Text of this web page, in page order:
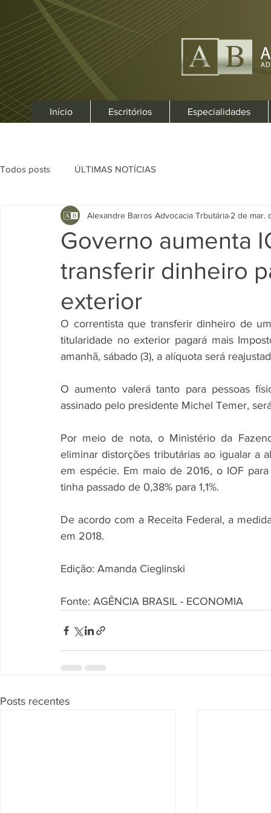
Início Escritórios Especialidades
Todos posts ÚLTIMAS NOTÍCIAS
Governo aumenta
transferir dinheiro
exterior
Alexandre Barros Advocacia Trbutária 2 de mar.
O correntista que transferir dinheiro de
titularidade no exterior pagará mais
amanhã, sábado (3), a alíquota será
O aumento valerá tanto para pessoas
assinado pelo presidente Michel Temer,
Por meio de nota, o Ministério da
eliminar distorções tributárias ao igualar a
em espécie. Em maio de 2016, o IOF
tinha passado de 0,38% para 1,1%.
De acordo com a Receita Federal, a
em 2018.
Edição: Amanda Cieglinski
Fonte: AGÊNCIA BRASIL - ECONOMIA
Posts recentes